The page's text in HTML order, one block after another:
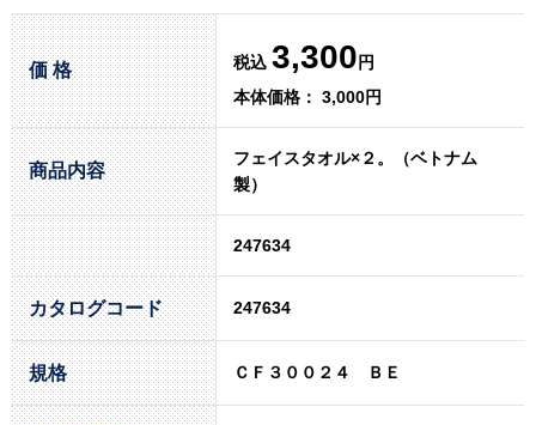
価 格 税込 3,300 円
本体価格： 3,000円
商品内容
フェイスタオル×２。（ベトナム
製）
247634
カタログコード 247634
規格 ＣＦ３００２４ ＢＥ